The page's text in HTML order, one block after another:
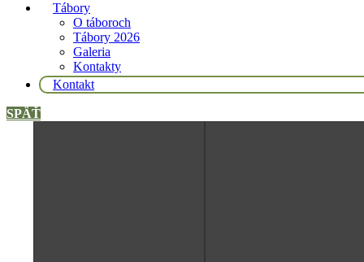
Tábory
O táboroch
Tábory 2026
Galeria
Kontakty
Kontakt
SPÄŤ